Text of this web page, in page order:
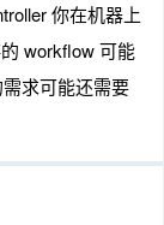
你在机器上
workflow 可能
求可能还需要